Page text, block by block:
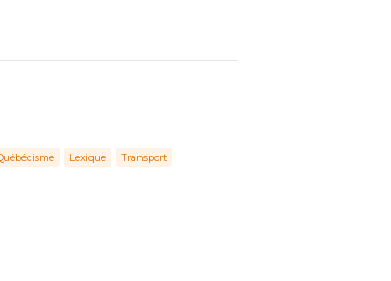
Lexique Transport